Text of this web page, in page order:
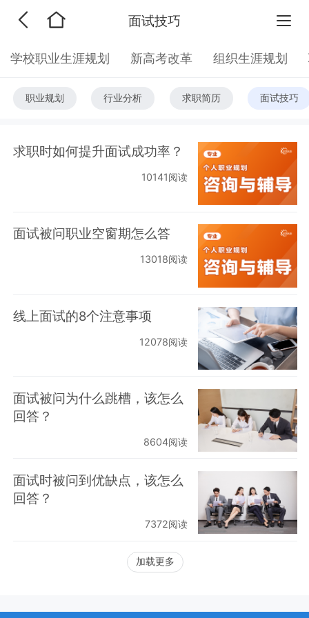
面试技巧
学校职业生涯规划 新高考改革 组织生涯规划
职业规划 行业分析 求职简历 面试技巧
求职时如何提升面试成功率？
10141阅读
面试被问职业空窗期怎么答
13018阅读
线上面试的8个注意事项
12078阅读
面试被问为什么跳槽，该怎么
回答？
8604阅读
面试时被问到优缺点，该怎么
回答？
7372阅读
加载更多